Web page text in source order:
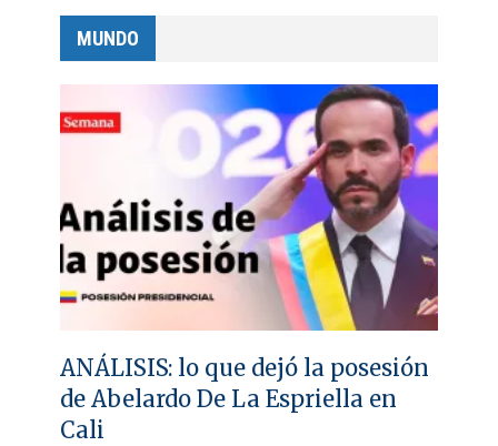
MUNDO
ANÁLISIS: lo que dejó la posesión
de Abelardo De La Espriella en
Cali